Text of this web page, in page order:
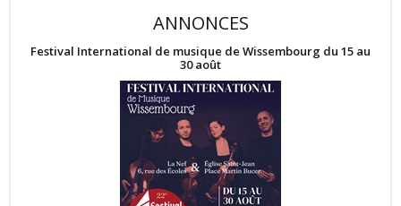
ANNONCES
Festival International de musique de Wissembourg du 15 au
30 août